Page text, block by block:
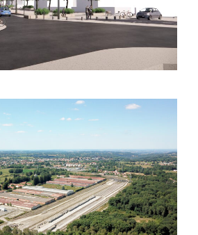
Espaces publics – Ligne C
(65) – Aménagement –
Friche CM10